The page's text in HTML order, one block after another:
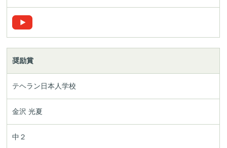
奨励賞
テヘラン日本人学校
金沢 光夏
中２